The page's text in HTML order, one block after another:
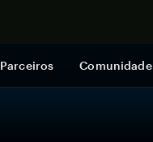
Parceiros Comunidade